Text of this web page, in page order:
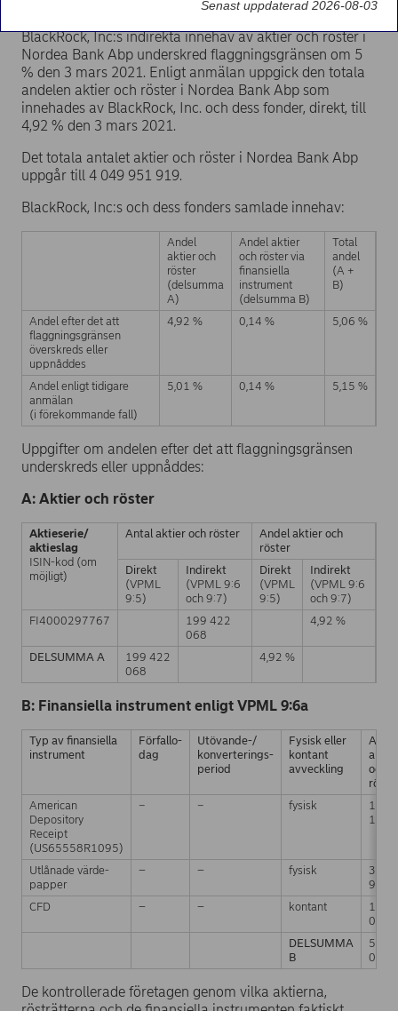
BlackRock, Inc:s indirekta innehav av aktier och röster i
Nordea Bank Abp underskred flaggningsgränsen om 5
% den 3 mars 2021. Enligt anmälan uppgick den totala
andelen aktier och röster i Nordea Bank Abp som
innehades av BlackRock, Inc. och dess fonder, direkt, till
4,92 % den 3 mars 2021.
Det totala antalet aktier och röster i Nordea Bank Abp
uppgår till 4 049 951 919.
BlackRock, Inc:s och dess fonders samlade innehav:
Andel
aktier och
röster
(delsumma
A)
Andel aktier
och röster via
finansiella
instrument
(delsumma B)
Total
andel
(A +
B)
Andel efter det att
flaggningsgränsen
överskreds eller
uppnåddes
4,92 % 0,14 % 5,06 %
Andel enligt tidigare
anmälan
(i förekommande fall)
5,01 % 0,14 % 5,15 %
Uppgifter om andelen efter det att flaggningsgränsen
underskreds eller uppnåddes:
A: Aktier och röster
Aktieserie/
aktieslag
ISIN-kod (om
möjligt)
Antal aktier och röster
Andel aktier och
röster
Direkt
(VPML
9:5)
Indirekt
(VPML 9:6
och 9:7)
Direkt
(VPML
9:5)
Indirekt
(VPML 9:6
och 9:7)
FI4000297767
199 422
068
4,92 %
DELSUMMA A
199 422
068
4,92 %
B: Finansiella instrument enligt VPML 9:6a
Typ av finansiella
instrument
Förfallo-
dag
Utövande-/
konverterings-
period
Fysisk eller
kontant
avveckling
Antal
aktier
och
American
Depository
Receipt
(US65558R1095)
− − fysisk
1
132
Utlånade värde-
papper
– – fysisk
3
935
CFD
– – kontant
1
017
DELSUMMA
B
5
084
De kontrollerade företagen genom vilka aktierna,
Senast uppdaterad 2026-08-03